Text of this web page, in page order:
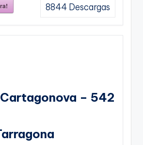
8844 Descargas
– 542